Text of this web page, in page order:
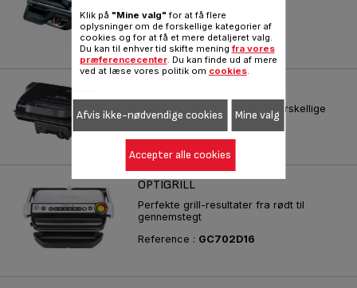
GC307012
Nem tilberedning af mange forskellige
typer fødevarer
Reference :GC205816
OPTIGRILL
Perfekte grill-resultater fra rødt til
gennemstegt
Reference : GC702D16
Klik på "Mine valg" for at få flere
oplysninger om de forskellige kategorier af
cookies og for at få et mere detaljeret valg.
Du kan til enhver tid skifte mening fra vores
præferencecenter. Du kan finde ud af mere
ved at læse vores politik om cookies.
Afvis ikke-nødvendige cookies Mine valg
Accepter alle cookies